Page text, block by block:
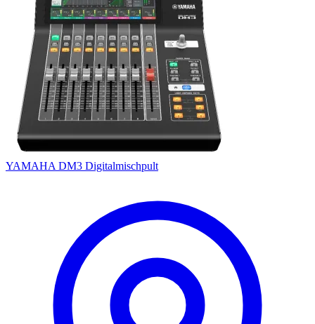
YAMAHA DM3 Digitalmischpult